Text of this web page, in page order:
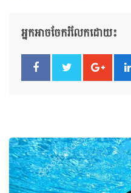
អ្នកអាចចែករំលែកដោយ៖